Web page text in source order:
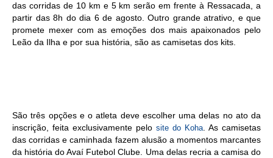
das corridas de 10 km e 5 km serão em frente à Ressacada, a
partir das 8h do dia 6 de agosto. Outro grande atrativo, e que
promete mexer com as emoções dos mais apaixonados pelo
Leão da Ilha e por sua história, são as camisetas dos kits.
São três opções e o atleta deve escolher uma delas no ato da
inscrição, feita exclusivamente pelo site do Koha . As camisetas
das corridas e caminhada fazem alusão a momentos marcantes
da história do Avaí Futebol Clube. Uma delas recria a camisa do